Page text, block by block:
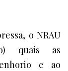
o NRAU
quais as
e ao